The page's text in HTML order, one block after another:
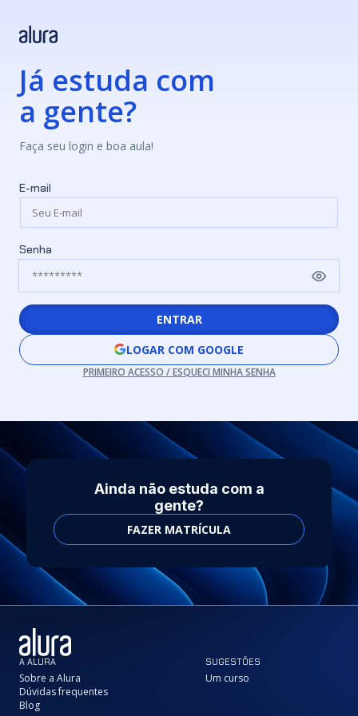
Já estuda com
a gente?
Faça seu login e boa aula!
E-mail
Senha
ENTRAR
LOGAR COM GOOGLE
PRIMEIRO ACESSO / ESQUECI MINHA SENHA
Ainda não estuda com a
gente?
FAZER MATRÍCULA
A ALURA
Sobre a Alura
Dúvidas frequentes
Blog
SUGESTÕES
Um curso